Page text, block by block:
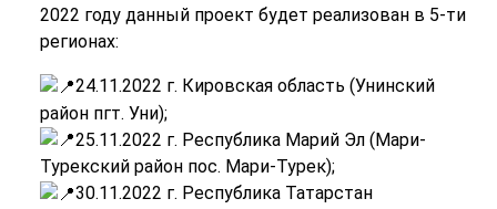
2022 году данный проект будет реализован в 5-ти
регионах:
24.11.2022 г. Кировская область (Унинский
район пгт. Уни);
25.11.2022 г. Республика Марий Эл (Мари-
Турекский район пос. Мари-Турек);
30.11.2022 г. Республика Татарстан